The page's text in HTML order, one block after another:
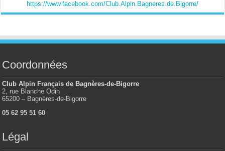
https://www.facebook.com/Club.Alpin.Bagneres.de.Bigorre/
Coordonnées
Club Alpin Français de Bagnères-de-Bigorre
2, rue Blanche Odin
65200 – Bagnères-de-Bigorre
05 62 95 51 60
Légal